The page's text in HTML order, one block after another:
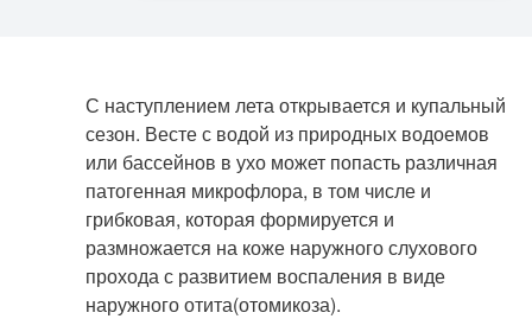
Прием офтальмолога
Прием уролога
Прием хирурга
Прием кардиолога
С наступлением лета открывается и купальный
сезон. Весте с водой из природных водоемов
или бассейнов в ухо может попасть различная
патогенная микрофлора, в том числе и
грибковая, которая формируется и
размножается на коже наружного слухового
прохода с развитием воспаления в виде
наружного отита(отомикоза).